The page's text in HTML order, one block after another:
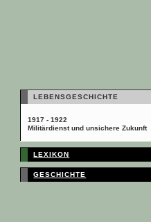
LEBENSGESCHICHTE
1917 - 1922
Militärdienst und unsichere Zukunft
LEXIKON
GESCHICHTE